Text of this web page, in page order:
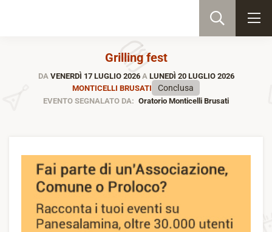
Grilling fest
DAVENERDÌ 17 LUGLIO 2026 ALUNEDÌ 20 LUGLIO 2026
MONTICELLI BRUSATI
Conclusa
EVENTO SEGNALATO DA: Oratorio Monticelli Brusati